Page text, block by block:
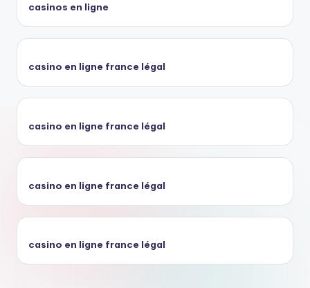
casinos en ligne
casino en ligne france légal
casino en ligne france légal
casino en ligne france légal
casino en ligne france légal